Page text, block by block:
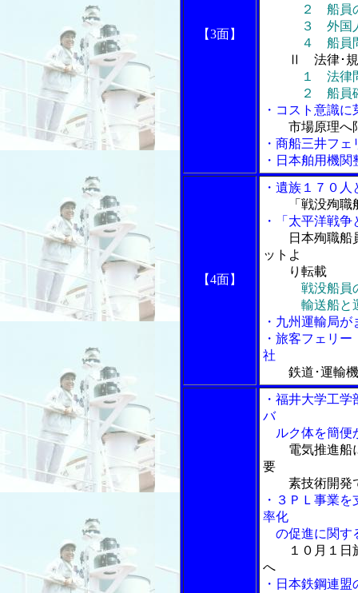
【3面】
２ 船員の効
３ 外国人
４ 船員問題
Ⅱ 法律･規
１ 法律
２ 船員確
・コスト意識に
市場原理へ
・商船三井フ
・日本舶用機
【4面】
・遺族１７０
「戦没殉
・「太平洋戦
日本殉職船
ットよ
り転載
戦没船員
輸送船と運
・九州運輸局
・旅客フェリ
社
鉄道･運輸
・福井大学工
バ
ルク体を簡便
電気推進船
要
素技術開発
・３ＰＬ事業
率化
の促進に関す
１０月１
へ
・日本鉄鋼連